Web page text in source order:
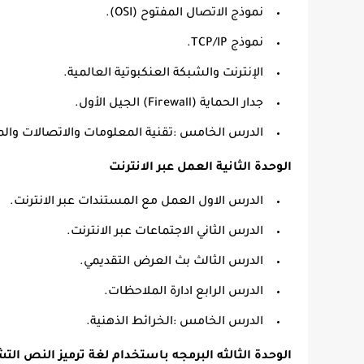
نموذج الاتصال المفتوح (OSI).
نموذج TCP/IP.
الإنترنت والشبكة العنكبوتية العالمية.
جدار الحماية (Firewall) الجيل الأول.
الدرس الخامس :تقنية المعلومات والاتصالات
الوحدة الثانية العمل عبر الانترنت
الدرس الاول العمل مع المستندات عبر الانترنت.
الدرس الثاني الاجتماعات عبر الانترنت.
الدرس الثالث بث العرض التقديمي.
الدرس الرابع ادارة الملاحظات.
الدرس الخامس :الخرائط الذهنية.
الوحدة الثالثه البرمجه باستخدام لغة ترميز النص